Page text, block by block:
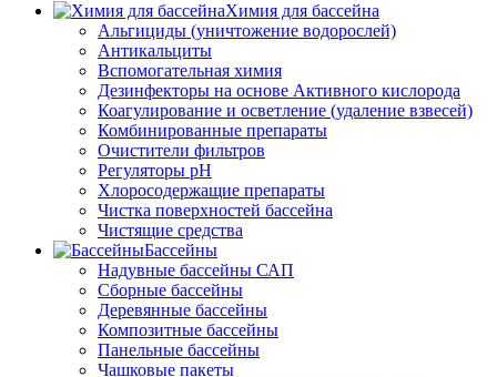
Химия для бассейна
Альгициды (уничтожение водорослей)
Антикальциты
Вспомогательная химия
Дезинфекторы на основе Активного кислорода
Коагулирование и осветление (удаление взвесей)
Комбинированные препараты
Очистители фильтров
Регуляторы pH
Хлоросодержащие препараты
Чистка поверхностей бассейна
Чистящие средства
Бассейны
Надувные бассейны САП
Сборные бассейны
Деревянные бассейны
Композитные бассейны
Панельные бассейны
Чашковые пакеты